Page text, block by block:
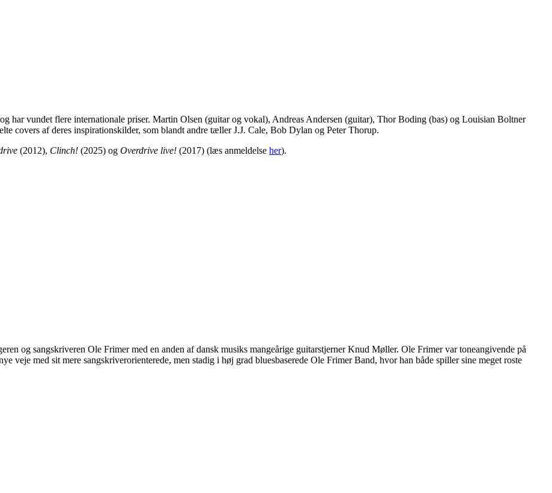
har vundet flere internationale priser. Martin Olsen (guitar og vokal), Andreas Andersen (guitar), Thor Boding (bas) og Louisian Boltner
covers af deres inspirationskilder, som blandt andre tæller J.J. Cale, Bob Dylan og Peter Thorup.
(2012), Clinch! (2025) og Overdrive live! (2017) (læs anmeldelse her).
og sangskriveren Ole Frimer med en anden af dansk musiks mangeårige guitarstjerner Knud Møller. Ole Frimer var toneangivende på
veje med sit mere sangskriverorienterede, men stadig i høj grad bluesbaserede Ole Frimer Band, hvor han både spiller sine meget roste